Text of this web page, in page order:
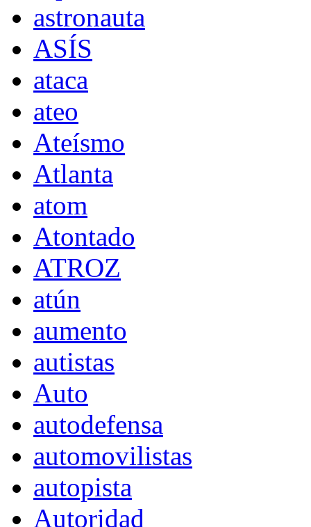
astronauta
ASÍS
ataca
ateo
Ateísmo
Atlanta
atom
Atontado
ATROZ
atún
aumento
autistas
Auto
autodefensa
automovilistas
autopista
Autoridad